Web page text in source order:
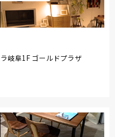
岐阜1F ゴールドプラザ